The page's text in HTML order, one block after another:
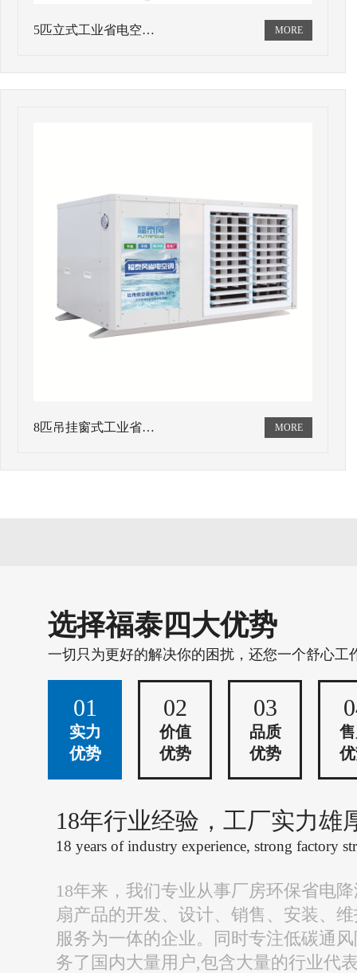
5匹立式工业省电空…
8匹吊挂窗式工业省…
选择福泰四大优势
一切只为更好的解决你的困扰，还您一个舒心工
01
实力
优势
02
价值
优势
03
品质
优势
18年行业经验，工厂实力雄
18 years of industry experience, strong factory
18年来，我们专业从事厂房环保省电
扇产品的开发、设计、销售、安装、
服务为一体的企业。同时专注低碳通
务了国内大量用户,包含大量的行业代